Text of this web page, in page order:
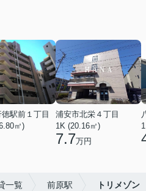
駅前１丁目
㎡)
浦安市北栄４丁目
1K (20.16㎡)
7.7万円
一覧 前原駅 トリメゾン